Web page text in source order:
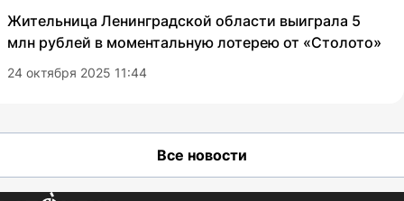
Жительница Ленинградской области выиграла 5
млн рублей в моментальную лотерею от «Столото»
24 октября 2025 11:44
Все новости